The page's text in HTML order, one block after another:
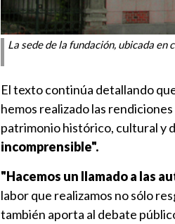
La sede de la fundación, ubicada en
El texto continúa detallando
hemos realizado las
patrimonio histórico, cultural y
incomprensible".
"Hacemos un llamado a las
labor que realizamos no sólo
también aporta al debate